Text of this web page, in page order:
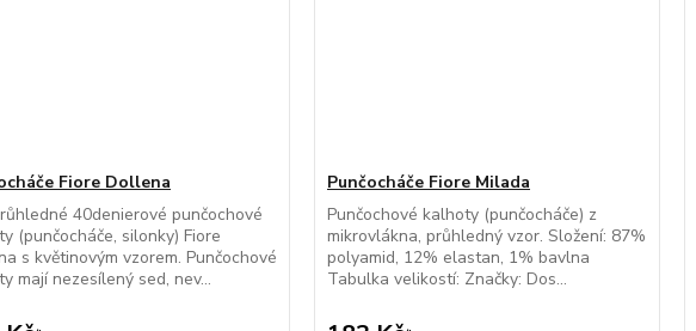
Fiore Dollena
40denierové punčochové
(punčocháče, silonky) Fiore
s květinovým vzorem. Punčochové
mají nezesílený sed, nev...
Punčocháče Fiore Milada
Punčochové kalhoty (punčocháče) z
mikrovlákna, průhledný vzor. Složení: 87%
polyamid, 12% elastan, 1% bavlna
Tabulka velikostí: Značky: Dos...